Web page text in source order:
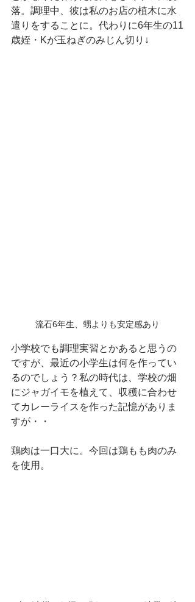
落。調理中、彼は私のお店の植木に水
遣りをすることに。代わりに6年生の11
歳姪・Kが玉ねぎのみじん切り↓
流石6年生、甥よりも安定感あり
小学校でも調理実習とかあると思うの
ですが、最近の小学生は何を作ってい
るのでしょう？私の時代は、学校の畑
にジャガイモを植えて、収穫に合わせ
てカレーライスを作った記憶がありま
すが・・
鶏肉は一口大に。今回は鶏もも肉のみ
を使用。